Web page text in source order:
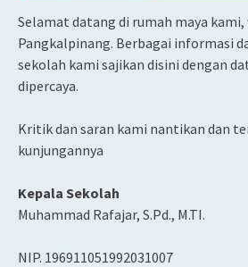
Selamat datang di rumah maya kami,
Pangkalpinang. Berbagai informasi
sekolah kami sajikan disini dengan
dipercaya.
Kritik dan saran kami nantikan dan
kunjungannya
Kepala Sekolah
Muhammad Rafajar, S.Pd., M.TI.
NIP. 196911051992031007